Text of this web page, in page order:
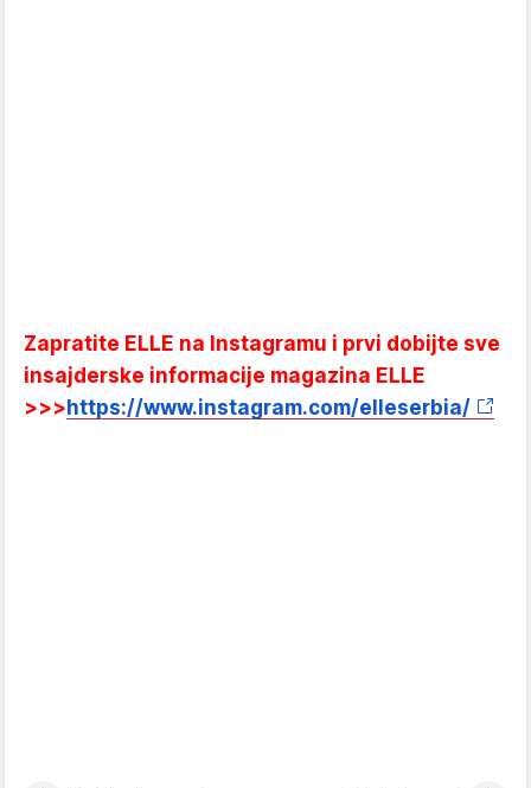
Zapratite ELLE na Instagramu i prvi dobijte sve
insajderske informacije magazina ELLE
>>>https://www.instagram.com/elleserbia/